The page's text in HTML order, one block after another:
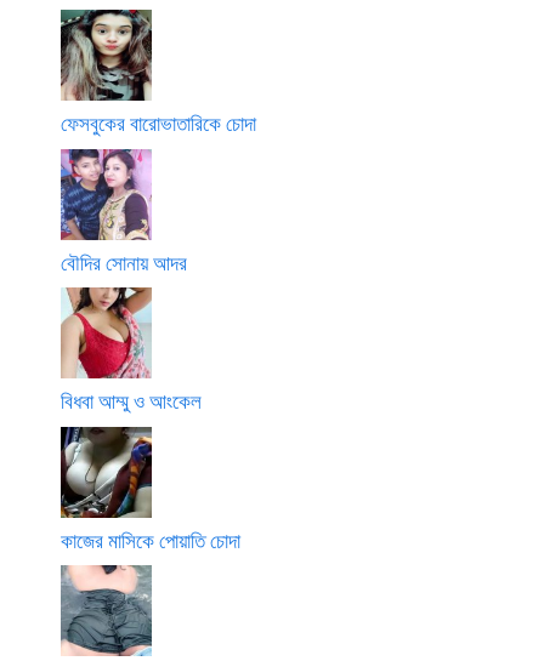
ফেসবুকের বারোভাতারিকে চোদা
বৌদির সোনায় আদর
বিধবা আম্মু ও আংকেল
কাজের মাসিকে পোয়াতি চোদা